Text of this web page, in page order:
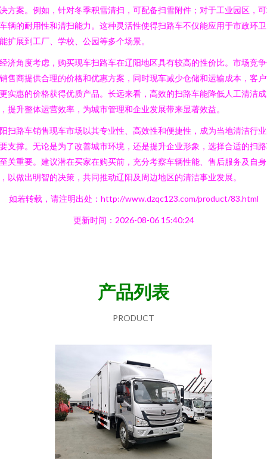
方案。例如，针对冬季积雪清扫，可配备扫雪附件；对于工业园区，
辆的耐用性和清扫能力。这种灵活性使得扫路车不仅能应用于市政环
扩展到工厂、学校、公园等多个场景。
济角度考虑，购买现车扫路车在辽阳地区具有较高的性价比。市场竞
售商提供合理的价格和优惠方案，同时现车减少仓储和运输成本，客
实惠的价格获得优质产品。长远来看，高效的扫路车能降低人工清洁成
提升整体运营效率，为城市管理和企业发展带来显著效益。
扫路车销售现车市场以其专业性、高效性和便捷性，成为当地清洁行
支撑。无论是为了改善城市环境，还是提升企业形象，选择合适的扫
关重要。建议潜在买家在购买前，充分考察车辆性能、售后服务及自
以做出明智的决策，共同推动辽阳及周边地区的清洁事业发展。
如若转载，请注明出处：http://www.dzqc123.com/product/83.html
更新时间：2026-08-06 15:40:24
产品列表
PRODUCT